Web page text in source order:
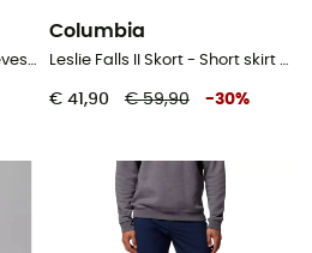
DriVenture Half Zip - Fleecevest - Heren
Columbia
Leslie Falls II Skort - Short skirt voor dames
€ 41,90 € 59,90 -30%